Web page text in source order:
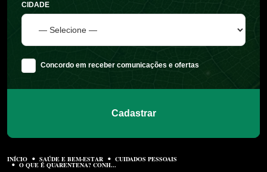
CIDADE
Concordo em receber comunicações e ofertas
Cadastrar
INÍCIO SAÚDE E BEM-ESTAR CUIDADOS PESSOAIS
O QUE É QUARENTENA? CONH...